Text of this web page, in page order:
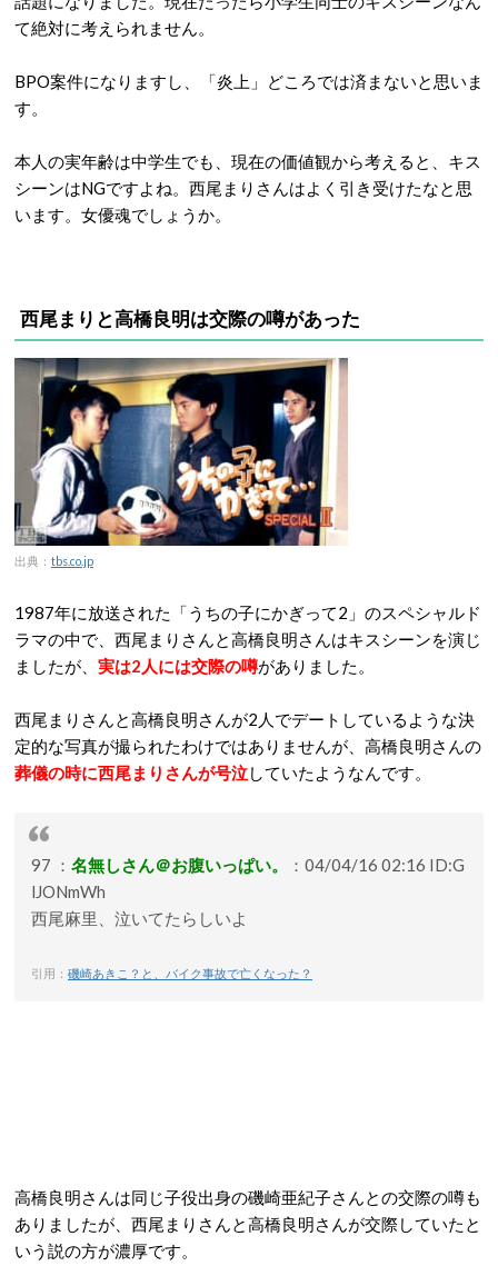
て絶対に考えられません。
BPO案件になりますし、「炎上」どころでは済まないと思いま
す。
本人の実年齢は中学生でも、現在の価値観から考えると、キス
シーンはNGですよね。西尾まりさんはよく引き受けたなと思
います。女優魂でしょうか。
西尾まりと高橋良明は交際の噂があった
出典： tbs.co.jp
1987年に放送された「うちの子にかぎって2」のスペシャルド
ラマの中で、西尾まりさんと高橋良明さんはキスシーンを演じ
ましたが、 実は2人には交際の噂がありました。
西尾まりさんと高橋良明さんが2人でデートしているような決
定的な写真が撮られたわけではありませんが、高橋良明さんの
葬儀の時に西尾まりさんが号泣していたようなんです。
97 ： 名無しさん＠お腹いっぱい。
：04/04/16 02:16 ID:G
lJONmWh
西尾麻里、泣いてたらしいよ
引用： 磯崎あきこ？と、バイク事故で亡くなった？
高橋良明さんは同じ子役出身の磯崎亜紀子さんとの交際の噂も
ありましたが、西尾まりさんと高橋良明さんが交際していたと
いう説の方が濃厚です。